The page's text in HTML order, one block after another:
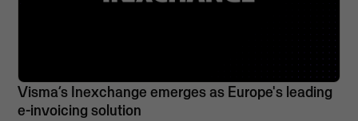
Visma’s Inexchange emerges as Europe's leading
e-invoicing solution